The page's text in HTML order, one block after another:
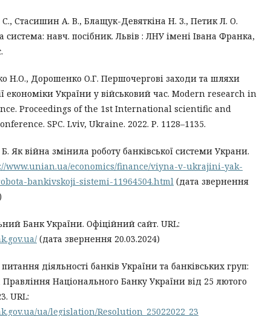
Стасишин А. В., Блащук-Девяткіна Н. З., Петик Л. О.
система: навч. посібник. Львів : ЛНУ імені Івана Франка,
Н.О., Дорошенко О.Г. Першочергові заходи та шляхи
економіки України у військовий час. Modern research in
Proceedings of the 1st International scientific and
SPC. Lviv, Ukraine. 2022. Р. 1128–1135.
Як війна змінила роботу банківської системи Украни.
www.unian.ua/economics/finance/viyna-v-ukrajini-yak-
bankivskoji-sistemi-11964504.html (дата звернення
Банк України. Офіційний сайт. URL:
(дата звернення 20.03.2024)
діяльності банків України та банківських груп:
Правління Національного Банку України від 25 лютого
URL:
ua/legislation/Resolution_25022022_23